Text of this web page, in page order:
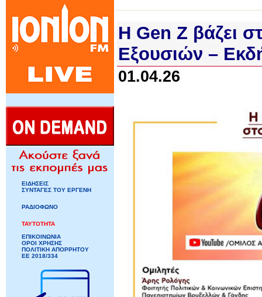
ΕΙΔΗΣΕΙΣ
ΣΥΝΤΑΓΕΣ ΤΟΥ ΕΡΓΕΝΗ
ΡΑΔΙΟΦΩΝΟ
ΤΑΥΤΟΤΗΤΑ
ΕΠΙΚΟΙΝΩΝΙΑ
ΟΡΟΙ ΧΡΗΣΗΣ
ΠΟΛΙΤΙΚΗ ΑΠΟΡΡΗΤΟΥ
ΕΕ 2018/334
Η Gen Z βάζει
Εξουσιών –
01.04.26